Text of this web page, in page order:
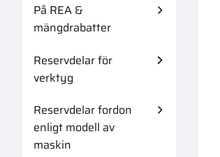
På REA &
mängdrabatter
Reservdelar för
verktyg
Reservdelar fordon
enligt modell av
maskin